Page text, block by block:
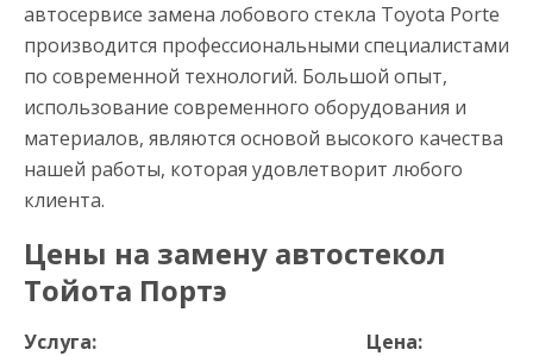
автосервисе замена лобового стекла Toyota Porte
производится профессиональными специалистами
по современной технологий. Большой опыт,
использование современного оборудования и
материалов, являются основой высокого качества
нашей работы, которая удовлетворит любого
клиента.
Цены на замену автостекол
Тойота Портэ
Услуга:
Цена: